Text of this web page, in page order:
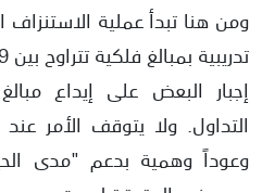
ومن هنا تبدأ عملية
إجبار البعض على إيداع
التداول. ولا يتوقف الأمر
وعوداً وهمية بدعم "مدى